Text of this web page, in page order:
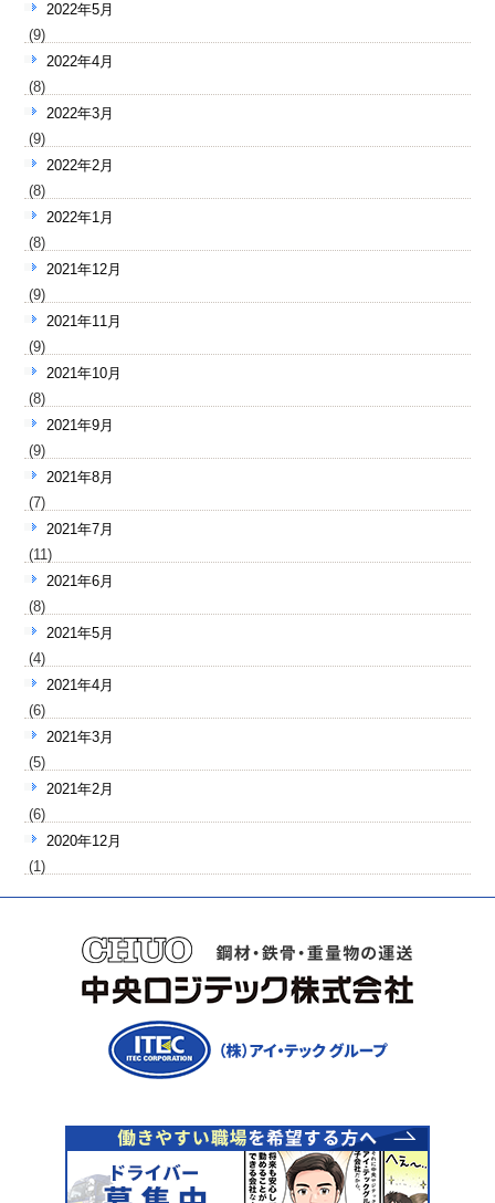
2022年5月
(9)
2022年4月
(8)
2022年3月
(9)
2022年2月
(8)
2022年1月
(8)
2021年12月
(9)
2021年11月
(9)
2021年10月
(8)
2021年9月
(9)
2021年8月
(7)
2021年7月
(11)
2021年6月
(8)
2021年5月
(4)
2021年4月
(6)
2021年3月
(5)
2021年2月
(6)
2020年12月
(1)